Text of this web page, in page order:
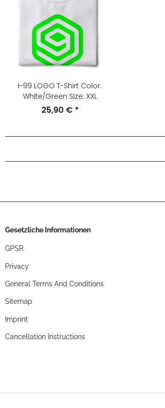
I-99 LOGO T-Shirt Color:
White/Green Size: XXL
25,90 € *
Gesetzliche Informationen
GPSR
Privacy
General Terms And Conditions
Sitemap
Imprint
Cancellation Instructions